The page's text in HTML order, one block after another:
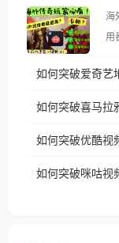
像
仅能
使
台
权
海
用番
播放”的
制
户
如何突破爱奇艺
如何突破喜马拉
如何突破优酷视
如何突破咪咕视